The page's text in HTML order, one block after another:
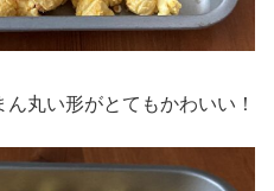
丸い形がとてもかわいい！